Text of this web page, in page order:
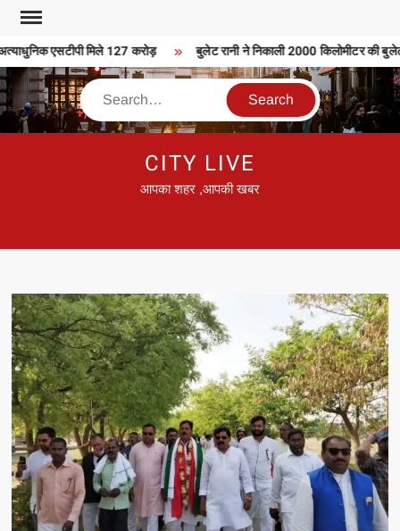
Skip
contentएसटीपी मिले 127 करोड़ बुलेट रानी ने निकाली 2000 किलोमीटर की
Search
CITY LIVE
आपका शहर ,आपकी खबर